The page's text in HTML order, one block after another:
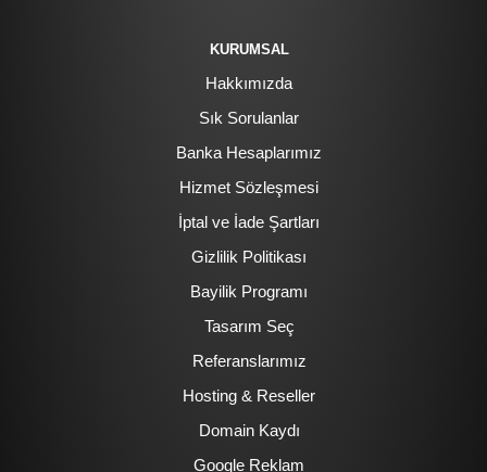
KURUMSAL
Hakkımızda
Sık Sorulanlar
Banka Hesaplarımız
Hizmet Sözleşmesi
İptal ve İade Şartları
Gizlilik Politikası
Bayilik Programı
Tasarım Seç
Referanslarımız
Hosting & Reseller
Domain Kaydı
Google Reklam